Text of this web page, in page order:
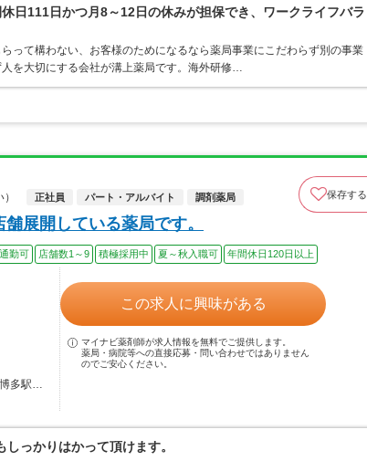
日111日かつ月8～12日の休みが担保でき、ワークライフバラ
って構わない、お客様のためになるなら薬局事業にこだわらず別の事業
を大切にする会社が溝上薬局です。海外研修…
正社員 パート・アルバイト 調剤薬局 保存する
展開している薬局です。
勤可 店舗数1～9 積極採用中 夏～秋入職可 年間休日120日以上
多駅…
この求人に興味がある
マイナビ薬剤師が求人情報を無料でご提供します。
薬局・病院等への直接応募・問い合わせではありません
のでご安心ください。
っかりはかって頂けます。